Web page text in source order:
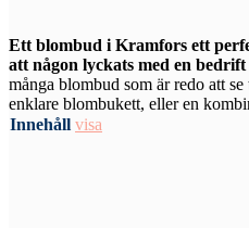
Ett blombud i Kramfors ett
att någon lyckats med en
många blombud som är redo att
enklare blombukett, eller en
Innehåll visa